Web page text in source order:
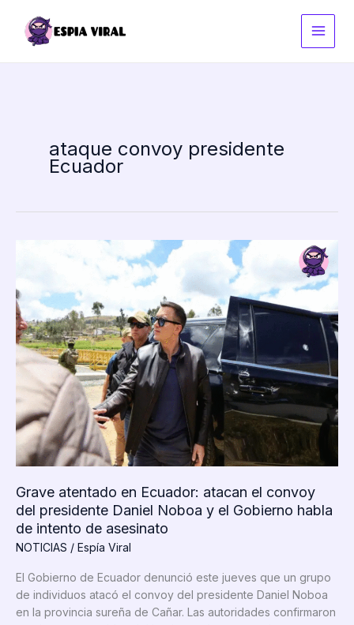
contenido
ataque convoy presidente
Ecuador
Grave atentado en Ecuador: atacan el convoy
del presidente Daniel Noboa y el Gobierno habla
de intento de asesinato
NOTICIAS / Espía Viral
El Gobierno de Ecuador denunció este jueves que un grupo
de individuos atacó el convoy del presidente Daniel Noboa
en la provincia sureña de Cañar. Las autoridades confirmaron